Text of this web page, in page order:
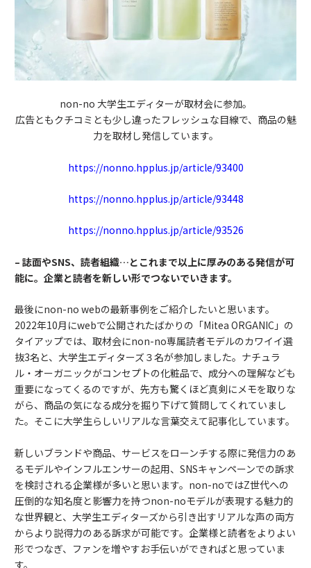
non-no 大学生エディターが取材会に参加。
広告ともクチコミとも少し違ったフレッシュな目線で、商品の魅
力を取材し発信しています。
https://nonno.hpplus.jp/article/93400
https://nonno.hpplus.jp/article/93448
https://nonno.hpplus.jp/article/93526
– 誌面やSNS、読者組織…とこれまで以上に厚みのある発信が可
能に。企業と読者を新しい形でつないでいきます。
最後にnon-no webの最新事例をご紹介したいと思います。
2022年10月にwebで公開されたばかりの「Mitea ORGANIC」の
タイアップでは、取材会にnon-no専属読者モデルのカワイイ選
抜3名と、大学生エディターズ３名が参加しました。ナチュラ
ル・オーガニックがコンセプトの化粧品で、成分への理解なども
重要になってくるのですが、先方も驚くほど真剣にメモを取りな
がら、商品の気になる成分を掘り下げて質問してくれていまし
た。そこに大学生らしいリアルな言葉交えて記事化しています。
新しいブランドや商品、サービスをローンチする際に発信力のあ
るモデルやインフルエンサーの起用、SNSキャンペーンでの訴求
を検討される企業様が多いと思います。non-noではZ世代への
圧倒的な知名度と影響力を持つnon-noモデルが表現する魅力的
な世界観と、大学生エディターズから引き出すリアルな声の両方
からより説得力のある訴求が可能です。企業様と読者をよりよい
形でつなぎ、ファンを増やすお手伝いができればと思っていま
す。